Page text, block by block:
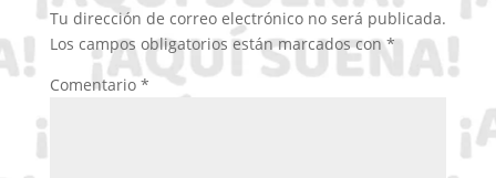
Tu dirección de correo electrónico no será publicada.
Los campos obligatorios están marcados con*
Comentario *